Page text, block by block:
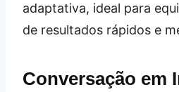
adaptativa, ideal para
de resultados rápidos e
Conversação em